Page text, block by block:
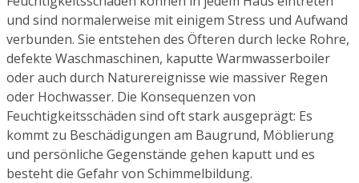
und sind normalerweise mit einigem Stress und Aufwand
verbunden. Sie entstehen des Öfteren durch lecke Rohre,
defekte Waschmaschinen, kaputte Warmwasserboiler
oder auch durch Naturereignisse wie massiver Regen
oder Hochwasser. Die Konsequenzen von
Feuchtigkeitsschäden sind oft stark ausgeprägt: Es
kommt zu Beschädigungen am Baugrund, Möblierung
und persönliche Gegenstände gehen kaputt und es
besteht die Gefahr von Schimmelbildung.